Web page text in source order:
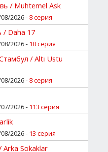
/ Muhtemel Ask
2026 - 8 серия
Daha 17
2026 - 10 серия
/ Altı Ustu
2026 - 8 серия
2026 - 113 серия
2026 - 13 серия
Sokaklar